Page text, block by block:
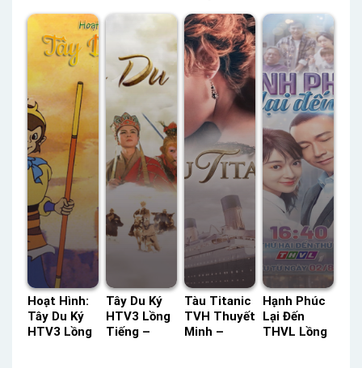
Thư VTV
Thuyết
Minh –
Status: 20 /
56 Thuyết
Minh
Status: 52 /
52 Thuyết
Minh
Status: 18 /
18 Thuyết
Minh
Minh –
Status: HD
Thuyết
Minh
Hoạt Hình:
Tây Du Ký
HTV3 Lồng
Tây Du Ký
HTV3 Lồng
Tiếng –
Tàu Titanic
TVH Thuyết
Minh –
Hạnh Phúc
Lại Đến
THVL Lồng